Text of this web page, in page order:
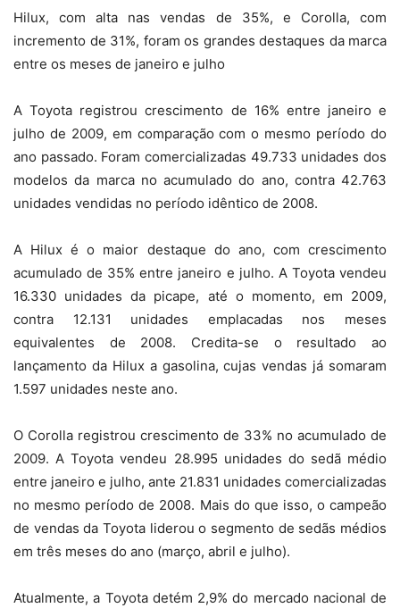
Hilux, com alta nas vendas de 35%, e Corolla, com
incremento de 31%, foram os grandes destaques da marca
entre os meses de janeiro e julho
A Toyota registrou crescimento de 16% entre janeiro e
julho de 2009, em comparação com o mesmo período do
ano passado. Foram comercializadas 49.733 unidades dos
modelos da marca no acumulado do ano, contra 42.763
unidades vendidas no período idêntico de 2008.
A Hilux é o maior destaque do ano, com crescimento
acumulado de 35% entre janeiro e julho. A Toyota vendeu
16.330 unidades da picape, até o momento, em 2009,
contra 12.131 unidades emplacadas nos meses
equivalentes de 2008. Credita-se o resultado ao
lançamento da Hilux a gasolina, cujas vendas já somaram
1.597 unidades neste ano.
O Corolla registrou crescimento de 33% no acumulado de
2009. A Toyota vendeu 28.995 unidades do sedã médio
entre janeiro e julho, ante 21.831 unidades comercializadas
no mesmo período de 2008. Mais do que isso, o campeão
de vendas da Toyota liderou o segmento de sedãs médios
em três meses do ano (março, abril e julho).
Atualmente, a Toyota detém 2,9% do mercado nacional de